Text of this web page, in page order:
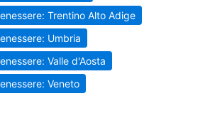
Trentino Alto Adige
Umbria
Valle d'Aosta
Veneto